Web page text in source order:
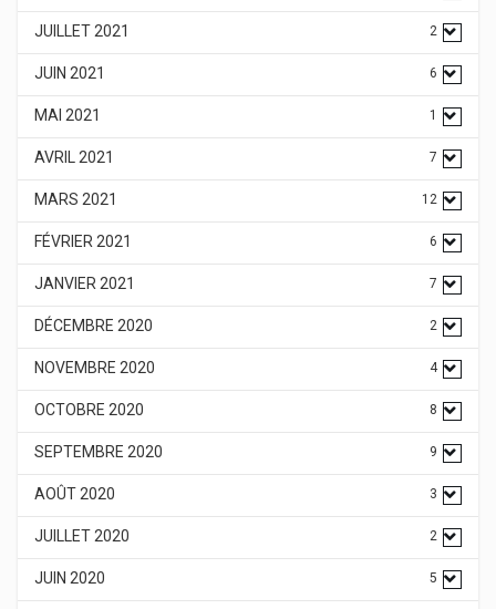
JUILLET 2021 2
JUIN 2021 6
MAI 2021 1
AVRIL 2021 7
MARS 2021 12
FÉVRIER 2021 6
JANVIER 2021 7
DÉCEMBRE 2020 2
NOVEMBRE 2020 4
OCTOBRE 2020 8
SEPTEMBRE 2020 9
AOÛT 2020 3
JUILLET 2020 2
JUIN 2020 5